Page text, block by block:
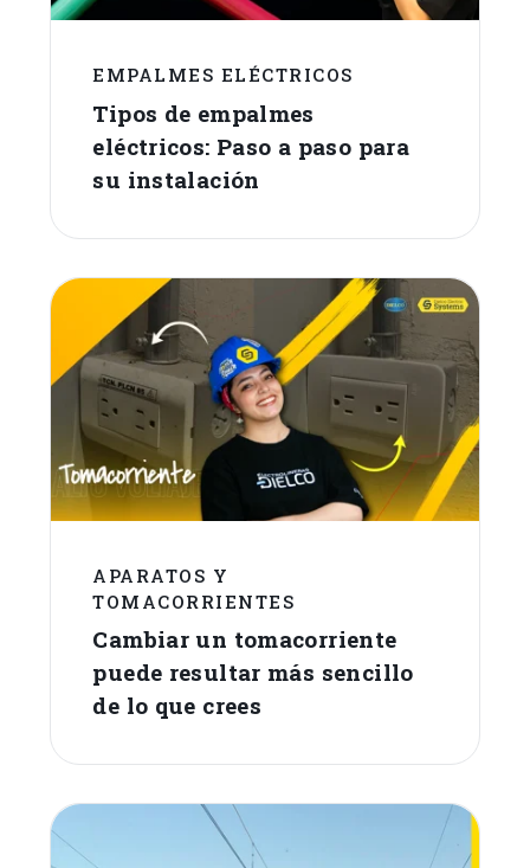
EMPALMES ELÉCTRICOS
Tipos de empalmes
eléctricos: Paso a paso para
su instalación
APARATOS Y
TOMACORRIENTES
Cambiar un tomacorriente
puede resultar más sencillo
de lo que crees